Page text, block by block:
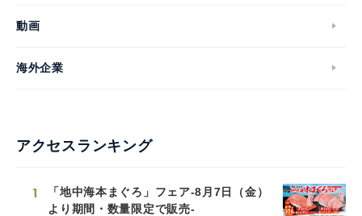
動画
海外企業
アクセスランキング
1
「地中海本まぐろ」フェア-8月7日（金）
より期間・数量限定で販売-